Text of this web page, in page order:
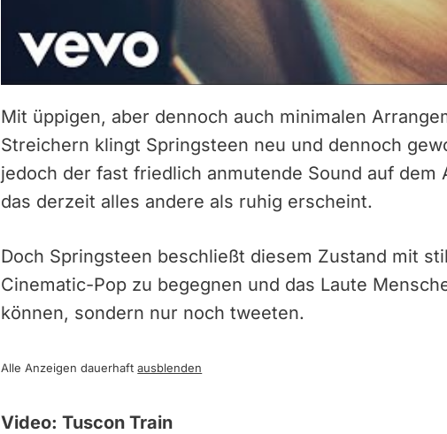
Mit üppigen, aber dennoch auch minimalen
Streichern klingt Springsteen neu und dennoch
jedoch der fast friedlich anmutende Sound auf dem
das derzeit alles andere als ruhig erscheint.
Doch Springsteen beschließt diesem Zustand mit
Cinematic-Pop zu begegnen und das Laute
können, sondern nur noch tweeten.
Alle Anzeigen dauerhaftausblenden
Video: Tuscon Train